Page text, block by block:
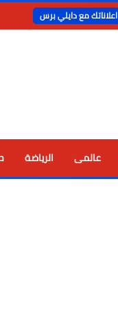
اعلاناتك مع دايلي برس
عالمى الرياضة